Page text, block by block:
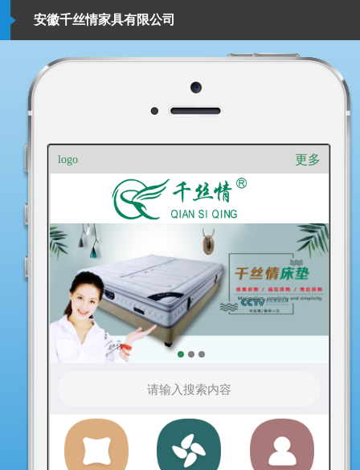
安徽千丝情家具有限公司